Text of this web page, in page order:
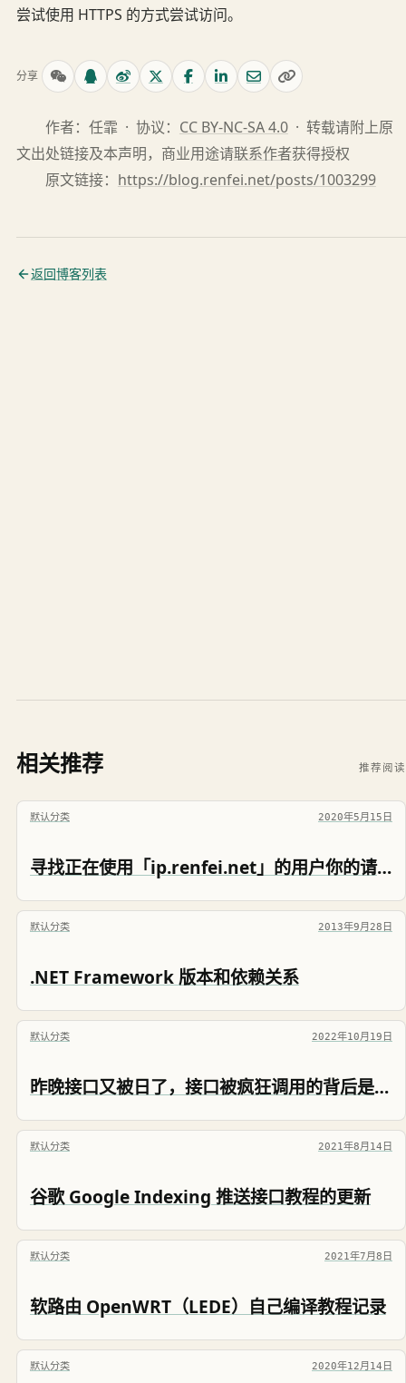
尝试使用 HTTPS 的方式尝试访问。
分享
作者：任霏 · 协议： CC BY-NC-SA 4.0· 转载请附上原
文出处链接及本声明，商业用途请联系作者获得授权
原文链接： https://blog.renfei.net/posts/1003299
返回博客列表
相关推荐 推荐阅读
默认分类 2020年5月15日
寻找正在使用「ip.renfei.net」的用户你的请求太快了
默认分类 2013年9月28日
.NET Framework 版本和依赖关系
默认分类 2022年10月19日
昨晚接口又被日了，接口被疯狂调用的背后是人是鬼？是道德的沦丧还是人性的扭曲？
默认分类 2021年8月14日
谷歌 Google Indexing 推送接口教程的更新
默认分类 2021年7月8日
软路由 OpenWRT（LEDE）自己编译教程记录
默认分类 2020年12月14日